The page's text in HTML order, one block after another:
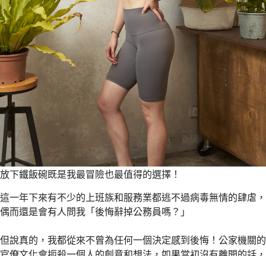
放下鐵飯碗既是我最冒險也最值得的選擇！
這一年下來有不少的上班族和服務業都逃不過病毒無情的肆虐，
偶而還是會有人問我「後悔辭掉公務員嗎？」
但說真的，我都從來不曾為任何一個決定感到後悔！公家機關的